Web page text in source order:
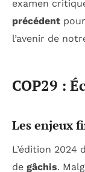
examen
précédent
l’avenir de
COP29 :
Les enjeux
L’édition 2024
de gâchis.